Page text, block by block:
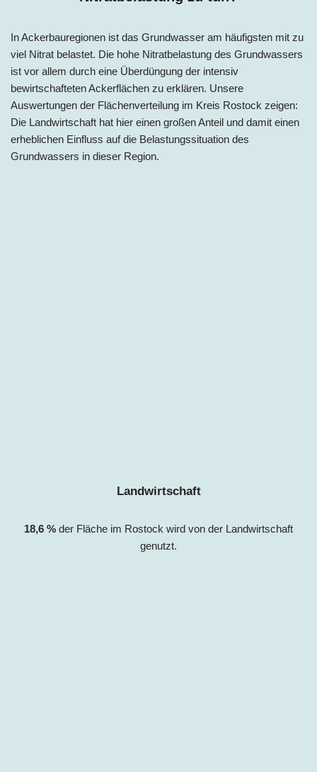
In Ackerbauregionen ist das Grundwasser am häufigsten mit zu
viel Nitrat belastet. Die hohe Nitratbelastung des Grundwassers
ist vor allem durch eine Überdüngung der intensiv
bewirtschafteten Ackerflächen zu erklären. Unsere
Auswertungen der Flächenverteilung im Kreis Rostock zeigen:
Die Landwirtschaft hat hier einen großen Anteil und damit einen
erheblichen Einfluss auf die Belastungssituation des
Grundwassers in dieser Region.
Landwirtschaft
18,6 % der Fläche im Rostock wird von der Landwirtschaft
genutzt.